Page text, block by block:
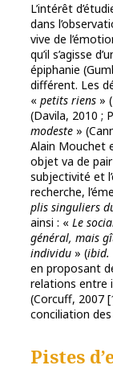
L’intérêt
dans
vive de
qu’il s’agisse
épiphanie
différent. Les
« petits riens »
(Davila, 2010 ;
modeste »
Alain Mouchet
objet va de
subjectivité et
recherche,
plis singuliers
ainsi : « Le
général, mais
individu » (ibid.
en proposant
relations entre
(Corcuff, 2007
conciliation
Pistes